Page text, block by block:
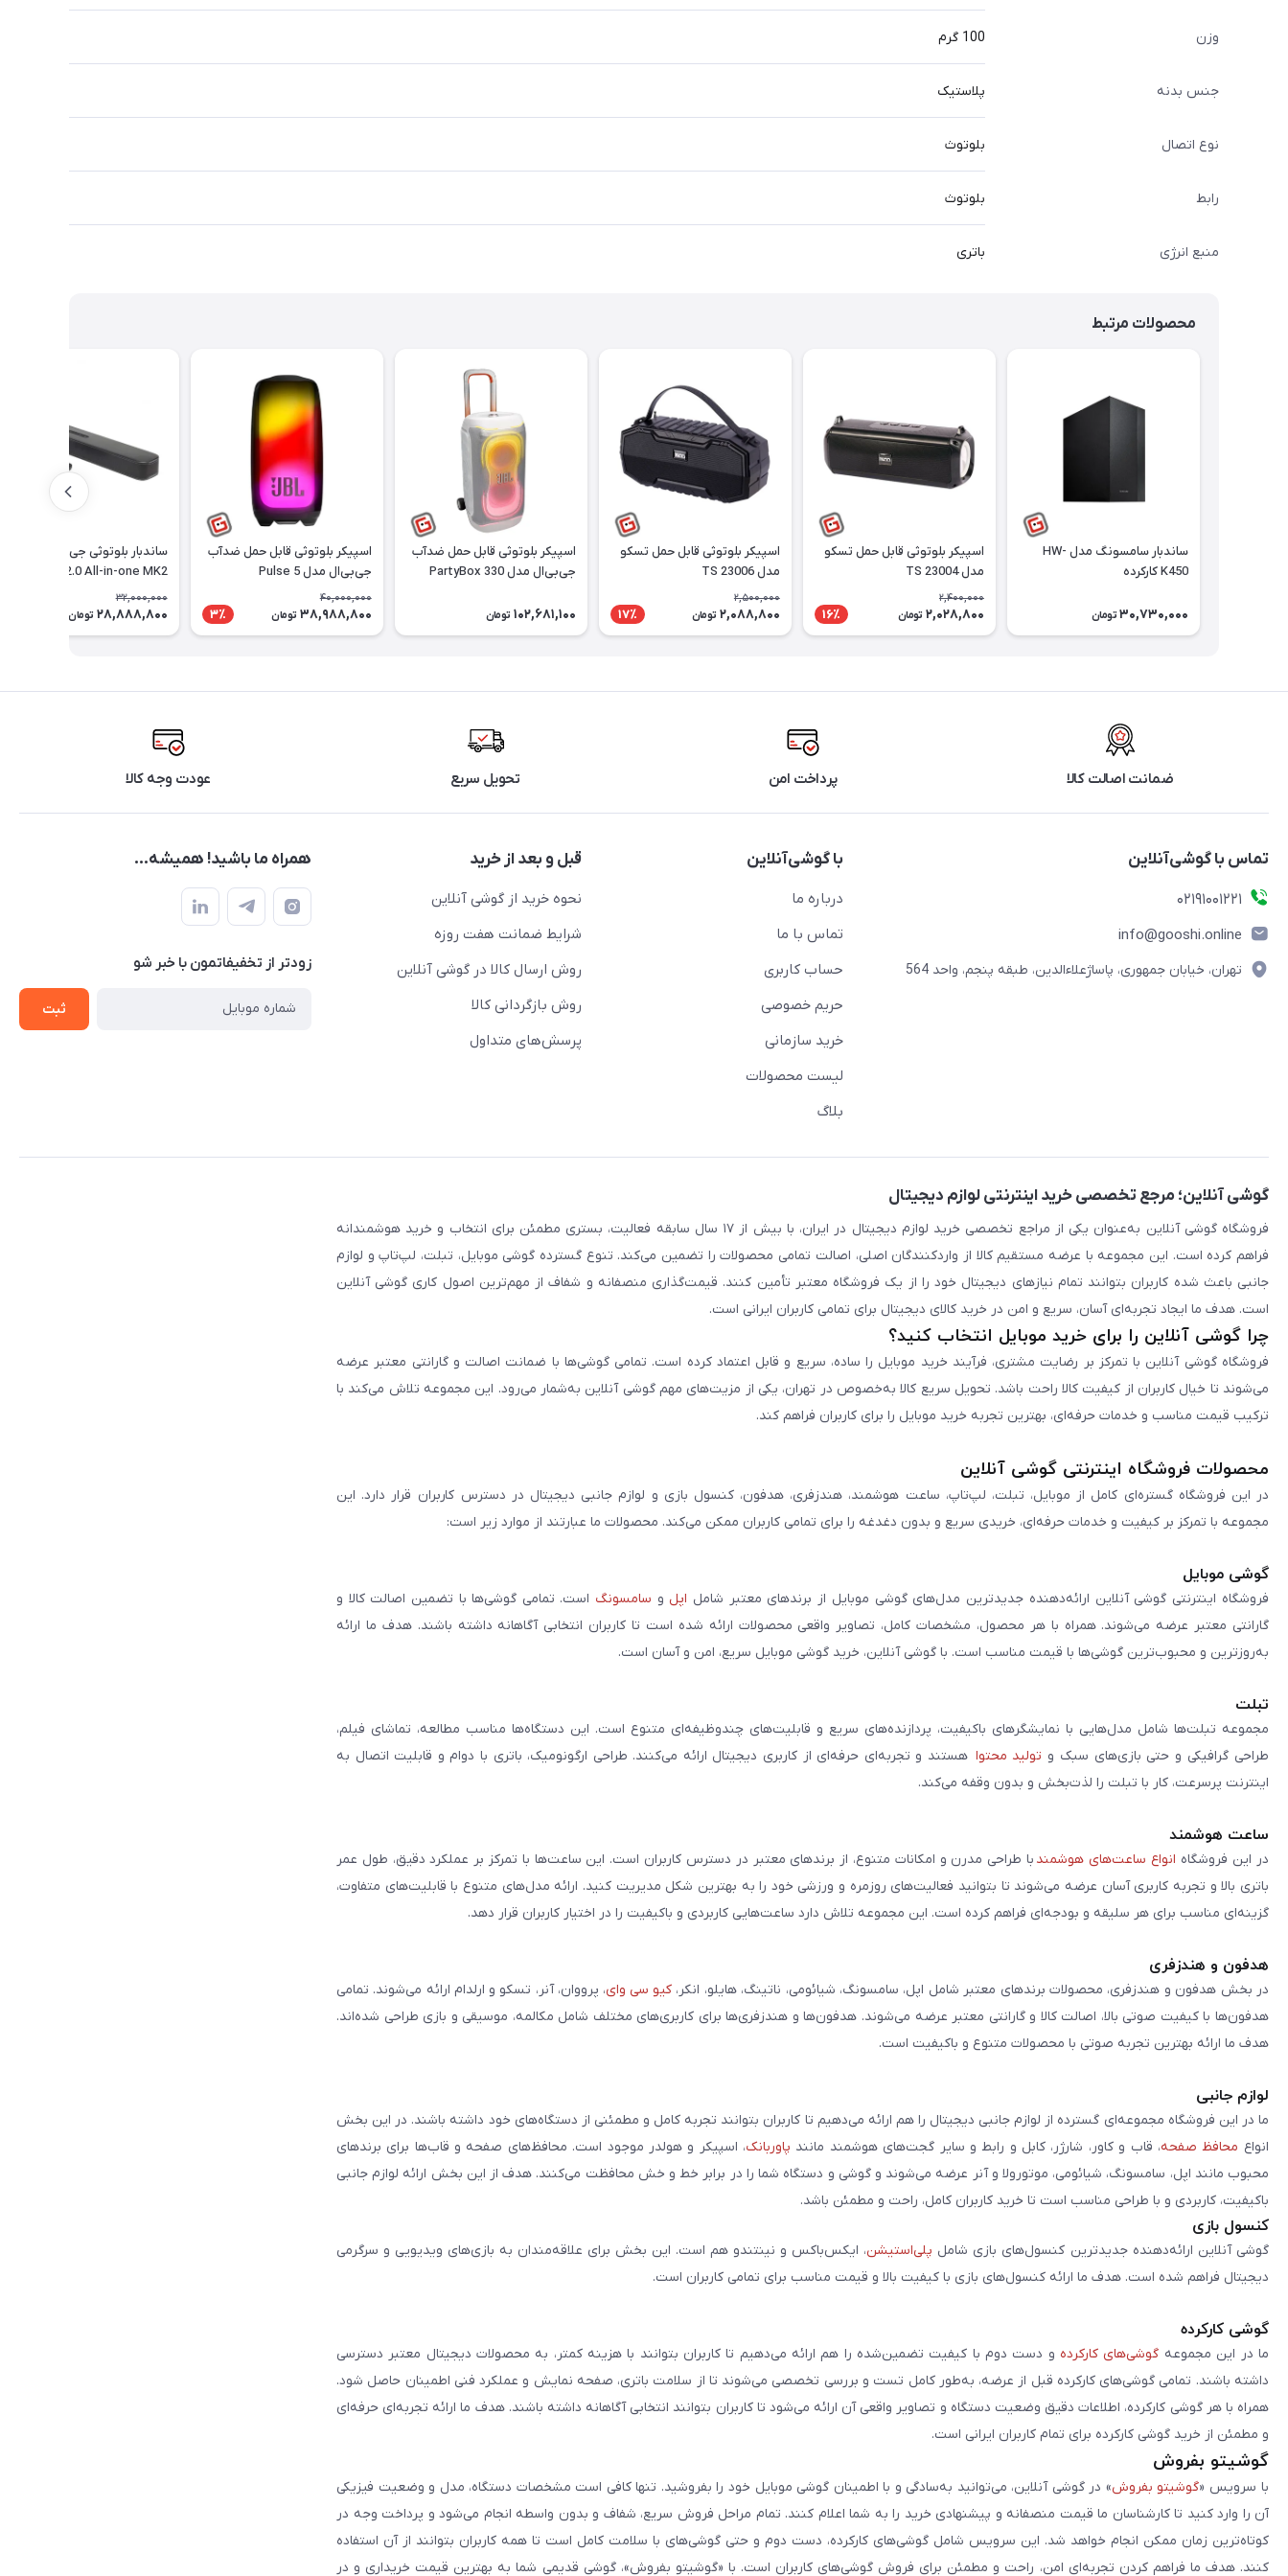
وزن 100 گرم
جنس بدنه پلاستیک
نوع اتصال بلوتوث
رابط بلوتوث
منبع انرژی باتری
محصولات مرتبط
ساندبار سامسونگ مدل HW-
K450 کارکرده
30,730,000 تومان
اسپیکر بلوتوثی قابل حمل تسکو
مدل TS 23004
2,400,000
2,028,800 تومان 16٪
اسپیکر بلوتوثی قابل حمل تسکو
مدل TS 23006
2,500,000
2,088,800 تومان 17٪
اسپیکر بلوتوثی قابل حمل ضدآب
جی‌بی‌ال مدل PartyBox 330
102,681,100 تومان
اسپیکر بلوتوثی قابل حمل ضدآب
جی‌بی‌ال مدل Pulse 5
40,000,000
38,988,800 تومان 3٪
ساندبار بلوتوثی جی‌بی‌ال مدل
Bar 2.0 All-in-one MK2
32,000,000
28,888,800 تومان
ضمانت اصالت کالا پرداخت امن تحویل سریع عودت وجه کالا
تماس با گوشی‌آنلاین
۰۲۱91001221
info@gooshi.online
تهران، خیابان جمهوری، پاساژعلاءالدین، طبقه پنجم، واحد 564
با گوشی‌آنلاین
درباره ما
تماس با ما
حساب کاربری
حریم خصوصی
خرید سازمانی
لیست محصولات
بلاگ
قبل و بعد از خرید
نحوه خرید از گوشی آنلاین
شرایط ضمانت هفت روزه
روش ارسال کالا در گوشی آنلاین
روش بازگردانی کالا
پرسش‌های متداول
همراه ما باشید! همیشه...
زودتر از تخفیفاتمون با خبر شو
ثبت
گوشی آنلاین؛ مرجع تخصصی خرید اینترنتی لوازم دیجیتال
فروشگاه گوشی آنلاین به‌عنوان یکی از مراجع تخصصی خرید لوازم دیجیتال در ایران، با بیش از ۱۷ سال سابقه فعالیت، بستری مطمئن برای انتخاب و خرید هوشمندانه
فراهم کرده است. این مجموعه با عرضه مستقیم کالا از واردکنندگان اصلی، اصالت تمامی محصولات را تضمین می‌کند. تنوع گسترده گوشی موبایل، تبلت، لپ‌تاپ و لوازم
جانبی باعث شده کاربران بتوانند تمام نیازهای دیجیتال خود را از یک فروشگاه معتبر تأمین کنند. قیمت‌گذاری منصفانه و شفاف از مهم‌ترین اصول کاری گوشی آنلاین
است. هدف ما ایجاد تجربه‌ای آسان، سریع و امن در خرید کالای دیجیتال برای تمامی کاربران ایرانی است.
چرا گوشی آنلاین را برای خرید موبایل انتخاب کنید؟
فروشگاه گوشی آنلاین با تمرکز بر رضایت مشتری، فرآیند خرید موبایل را ساده، سریع و قابل اعتماد کرده است. تمامی گوشی‌ها با ضمانت اصالت و گارانتی معتبر عرضه
می‌شوند تا خیال کاربران از کیفیت کالا راحت باشد. تحویل سریع کالا به‌خصوص در تهران، یکی از مزیت‌های مهم گوشی آنلاین به‌شمار می‌رود. این مجموعه تلاش می‌کند با
ترکیب قیمت مناسب و خدمات حرفه‌ای، بهترین تجربه خرید موبایل را برای کاربران فراهم کند.
محصولات فروشگاه اینترنتی گوشی آنلاین
در این فروشگاه گستره‌ای کامل از موبایل، تبلت، لپ‌تاپ، ساعت هوشمند، هندزفری، هدفون، کنسول بازی و لوازم جانبی دیجیتال در دسترس کاربران قرار دارد. این
مجموعه با تمرکز بر کیفیت و خدمات حرفه‌ای، خریدی سریع و بدون دغدغه را برای تمامی کاربران ممکن می‌کند. محصولات ما عبارتند از موارد زیر است:
گوشی موبایل
فروشگاه اینترنتی گوشی آنلاین ارائه‌دهنده جدیدترین مدل‌های گوشی موبایل از برندهای معتبر شامل اپل و سامسونگ است. تمامی گوشی‌ها با تضمین اصالت کالا و
گارانتی معتبر عرضه می‌شوند. همراه با هر محصول، مشخصات کامل، تصاویر واقعی محصولات ارائه شده است تا کاربران انتخابی آگاهانه داشته باشند. هدف ما ارائه
به‌روزترین و محبوب‌ترین گوشی‌ها با قیمت مناسب است. با گوشی آنلاین، خرید گوشی موبایل سریع، امن و آسان است.
تبلت
مجموعه تبلت‌ها شامل مدل‌هایی با نمایشگرهای باکیفیت، پردازنده‌های سریع و قابلیت‌های چندوظیفه‌ای متنوع است. این دستگاه‌ها مناسب مطالعه، تماشای فیلم،
طراحی گرافیکی و حتی بازی‌های سبک و تولید محتوا هستند و تجربه‌ای حرفه‌ای از کاربری دیجیتال ارائه می‌کنند. طراحی ارگونومیک، باتری با دوام و قابلیت اتصال به
اینترنت پرسرعت، کار با تبلت را لذت‌بخش و بدون وقفه می‌کند.
ساعت هوشمند
در این فروشگاه انواع ساعت‌های هوشمند با طراحی مدرن و امکانات متنوع، از برندهای معتبر در دسترس کاربران است. این ساعت‌ها با تمرکز بر عملکرد دقیق، طول عمر
باتری بالا و تجربه کاربری آسان عرضه می‌شوند تا بتوانید فعالیت‌های روزمره و ورزشی خود را به بهترین شکل مدیریت کنید. ارائه مدل‌های متنوع با قابلیت‌های متفاوت،
گزینه‌ای مناسب برای هر سلیقه و بودجه‌ای فراهم کرده است. این مجموعه تلاش دارد ساعت‌هایی کاربردی و باکیفیت را در اختیار کاربران قرار دهد.
هدفون و هندزفری
در بخش هدفون و هندزفری، محصولات برندهای معتبر شامل اپل، سامسونگ، شیائومی، ناتینگ، هایلو، انکر، کیو سی وای، پرووان، آنر، تسکو و ارلدام ارائه می‌شوند. تمامی
هدفون‌ها با کیفیت صوتی بالا، اصالت کالا و گارانتی معتبر عرضه می‌شوند. هدفون‌ها و هندزفری‌ها برای کاربری‌های مختلف شامل مکالمه، موسیقی و بازی طراحی شده‌اند.
هدف ما ارائه بهترین تجربه صوتی با محصولات متنوع و باکیفیت است.
لوازم جانبی
ما در این فروشگاه مجموعه‌ای گسترده از لوازم جانبی دیجیتال را هم ارائه می‌دهیم تا کاربران بتوانند تجربه کامل و مطمئنی از دستگاه‌های خود داشته باشند. در این بخش
انواع محافظ صفحه، قاب و کاور، شارژر، کابل و رابط و سایر گجت‌های هوشمند مانند پاوربانک، اسپیکر و هولدر موجود است. محافظ‌های صفحه و قاب‌ها برای برندهای
محبوب مانند اپل، سامسونگ، شیائومی، موتورولا و آنر عرضه می‌شوند و گوشی و دستگاه شما را در برابر خط و خش محافظت می‌کنند. هدف از این بخش ارائه لوازم جانبی
باکیفیت، کاربردی و با طراحی مناسب است تا خرید کاربران کامل، راحت و مطمئن باشد.
کنسول بازی
گوشی آنلاین ارائه‌دهنده جدیدترین کنسول‌های بازی شامل پلی‌استیشن، ایکس‌باکس و نینتندو هم است. این بخش برای علاقه‌مندان به بازی‌های ویدیویی و سرگرمی
دیجیتال فراهم شده است. هدف ما ارائه کنسول‌های بازی با کیفیت بالا و قیمت مناسب برای تمامی کاربران است.
گوشی کارکرده
ما در این مجموعه گوشی‌های کارکرده و دست دوم با کیفیت تضمین‌شده را هم ارائه می‌دهیم تا کاربران بتوانند با هزینه کمتر، به محصولات دیجیتال معتبر دسترسی
داشته باشند. تمامی گوشی‌های کارکرده قبل از عرضه، به‌طور کامل تست و بررسی تخصصی می‌شوند تا از سلامت باتری، صفحه نمایش و عملکرد فنی اطمینان حاصل شود.
همراه با هر گوشی کارکرده، اطلاعات دقیق وضعیت دستگاه و تصاویر واقعی آن ارائه می‌شود تا کاربران بتوانند انتخابی آگاهانه داشته باشند. هدف ما ارائه تجربه‌ای حرفه‌ای
و مطمئن از خرید گوشی کارکرده برای تمام کاربران ایرانی است.
گوشیتو بفروش
با سرویس «گوشیتو بفروش» در گوشی آنلاین، می‌توانید به‌سادگی و با اطمینان گوشی موبایل خود را بفروشید. تنها کافی است مشخصات دستگاه، مدل و وضعیت فیزیکی
آن را وارد کنید تا کارشناسان ما قیمت منصفانه و پیشنهادی خرید را به شما اعلام کنند. تمام مراحل فروش سریع، شفاف و بدون واسطه انجام می‌شود و پرداخت وجه در
کوتاه‌ترین زمان ممکن انجام خواهد شد. این سرویس شامل گوشی‌های کارکرده، دست دوم و حتی گوشی‌های با سلامت کامل است تا همه کاربران بتوانند از آن استفاده
کنند. هدف ما فراهم کردن تجربه‌ای امن، راحت و مطمئن برای فروش گوشی‌های کاربران است. با «گوشیتو بفروش»، گوشی قدیمی شما به بهترین قیمت خریداری و در